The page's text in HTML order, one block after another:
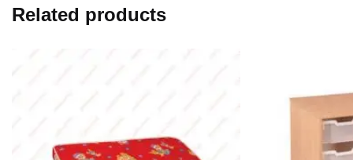
Related products